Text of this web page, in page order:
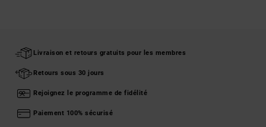
Livraison et retours gratuits pour les membres
Retours sous 30 jours
Rejoignez le programme de fidélité
Paiement 100% sécurisé